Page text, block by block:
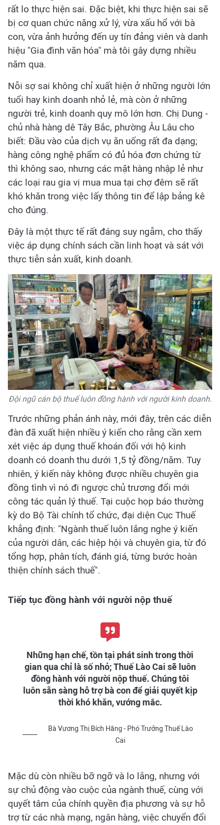
rất lo thực hiện sai. Đặc biệt, khi thực hiện sai sẽ
bị cơ quan chức năng xử lý, vừa xấu hổ với bà
con, vừa ảnh hưởng đến uy tín đảng viên và danh
hiệu "Gia đình văn hóa" mà tôi gây dựng nhiều
năm qua.
Nỗi sợ sai không chỉ xuất hiện ở những người lớn
tuổi hay kinh doanh nhỏ lẻ, mà còn ở những
người trẻ, kinh doanh quy mô lớn hơn. Chị Dung -
chủ nhà hàng dê Tây Bắc, phường Âu Lâu cho
biết: Đầu vào của dịch vụ ăn uống rất đa dạng;
hàng công nghệ phẩm có đủ hóa đơn chứng từ
thì không sao, nhưng các mặt hàng nhập lẻ như
các loại rau gia vị mua mua tại chợ đêm sẽ rất
khó khăn trong việc lấy thông tin để lập bảng kê
cho đúng.
Đây là một thực tế rất đáng suy ngẫm, cho thấy
việc áp dụng chính sách cần linh hoạt và sát với
thực tiễn sản xuất, kinh doanh.
Đội ngũ cán bộ thuế luôn đồng hành với người kinh doanh.
Trước những phản ánh này, mới đây, trên các diễn
đàn đã xuất hiện nhiều ý kiến cho rằng cần xem
xét việc áp dụng thuế khoán đối với hộ kinh
doanh có doanh thu dưới 1,5 tỷ đồng/năm. Tuy
nhiên, ý kiến này không được nhiều chuyên gia
đồng tình vì nó đi ngược chủ trương đổi mới
công tác quản lý thuế. Tại cuộc họp báo thường
kỳ do Bộ Tài chính tổ chức, đại diện Cục Thuế
khẳng định: "Ngành thuế luôn lắng nghe ý kiến
của người dân, các hiệp hội và chuyên gia, từ đó
tổng hợp, phân tích, đánh giá, từng bước hoàn
thiện chính sách thuế".
Tiếp tục đồng hành với người nộp thuế
Những hạn chế, tồn tại phát sinh trong thời
gian qua chỉ là số nhỏ; Thuế Lào Cai sẽ luôn
đồng hành với người nộp thuế. Chúng tôi
luôn sẵn sàng hỗ trợ bà con để giải quyết kịp
thời khó khăn, vướng mắc.
Bà Vương Thị Bích Hằng - Phó Trưởng Thuế Lào
Cai
Mặc dù còn nhiều bỡ ngỡ và lo lắng, nhưng với
sự chủ động vào cuộc của ngành thuế, cùng với
quyết tâm của chính quyền địa phương và sự hỗ
trợ từ các nhà mạng, ngân hàng, việc chuyển đổi